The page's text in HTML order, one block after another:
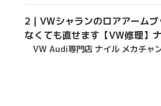
2｜VWシャランのロアアーム
なくても直せます【VW修理】
切り抜き
VW Audi専門店 ナイル メカチャ